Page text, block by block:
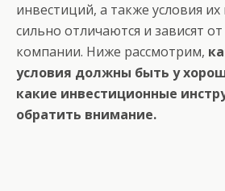
инвестиций, а также условия
сильно отличаются и зависят
компании. Ниже рассмотрим,
условия должны быть у
какие инвестиционные
обратить внимание.